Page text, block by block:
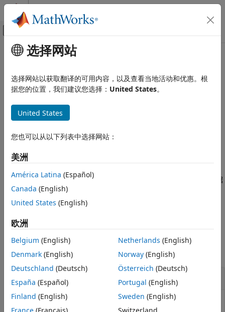
跳到内容
画布外导航菜单切换
文档主页
数据导入和分析
数据导入和导出
硬件和网络通信
writeline
本页内容
语法
描述
示例
输入参量
另请参阅
主要内容
writeline
将 ASCII 数据行写入串行端口
全页折叠
语法
writeline(device,data)
说明
writeline(
指定的串行端口。该函数暂停 MATLAB
的执行，直到写入了数据
和终止符。
示例
全部折叠
从串行端口设备读写 ASCII 数据行
创建到串行端口设备的连接。在此示例中，COM3 上的串行端
选择网站
选择网站以获取翻译的可用内容，以及查看当地活动和优惠。根
据您的位置，我们建议您选择： United States。
United States
您也可以从以下列表中选择网站：
美洲
América Latina (Español)
Canada (English)
United States (English)
欧洲
Belgium (English)
Denmark (English)
Deutschland (Deutsch)
España (Español)
Finland (English)
Netherlands (English)
Norway(English)
Österreich (Deutsch)
Portugal (English)
Sweden (English)